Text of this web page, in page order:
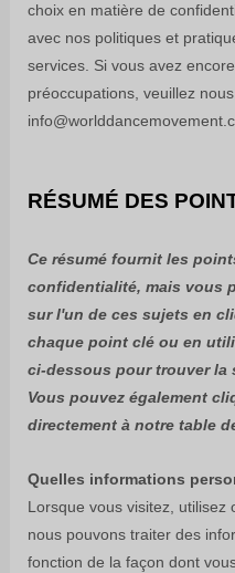
choix en matière de
avec nos politiques et
services. Si vous avez
préoccupations, veuillez
RÉSUMÉ DES
Ce résumé fournit les
confidentialité, mais vous
sur l'un de ces sujets en
chaque point clé ou en
ci-dessous pour trouver la
Vous pouvez également
directement à notre table
Quelles informations
Lorsque vous visitez, utilisez
nous pouvons traiter des
fonction de la façon dont